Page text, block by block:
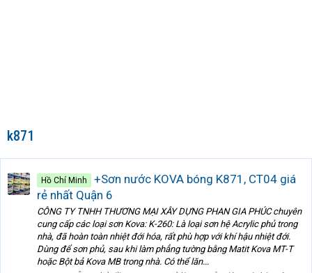
k871
Hồ Chí Minh
+Sơn nước KOVA bóng K871, CT04 giá
rẻ nhất Quận 6
CÔNG TY TNHH THƯƠNG MẠI XÂY DỰNG PHAN GIA PHÚC chuyên
cung cấp các loại sơn Kova: K-260: Là loại sơn hệ Acrylic phủ trong
nhà, đã hoàn toàn nhiệt đới hóa, rất phù hợp với khí hậu nhiệt đới.
Dùng để sơn phủ, sau khi làm phẳng tường bằng Matit Kova MT-T
hoặc Bột bả Kova MB trong nhà. Có thể lăn...